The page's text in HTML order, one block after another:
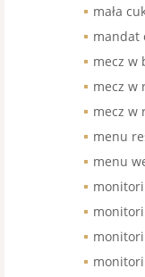
mała
mandat
mecz w
mecz w
mecz w
menu
menu